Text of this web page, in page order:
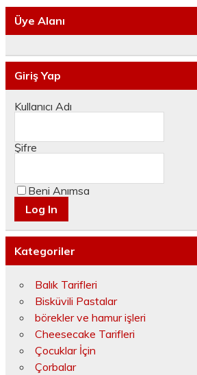
Üye Alanı
Giriş Yap
Kullanıcı Adı
Şifre
Beni Anımsa
Kategoriler
Balık Tarifleri
Bisküvili Pastalar
börekler ve hamur işleri
Cheesecake Tarifleri
Çocuklar İçin
Çorbalar